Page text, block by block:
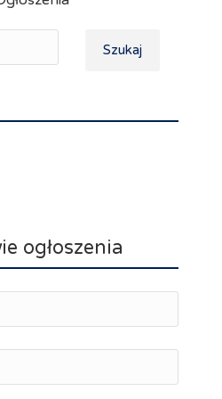
Szukaj
ogłoszenia